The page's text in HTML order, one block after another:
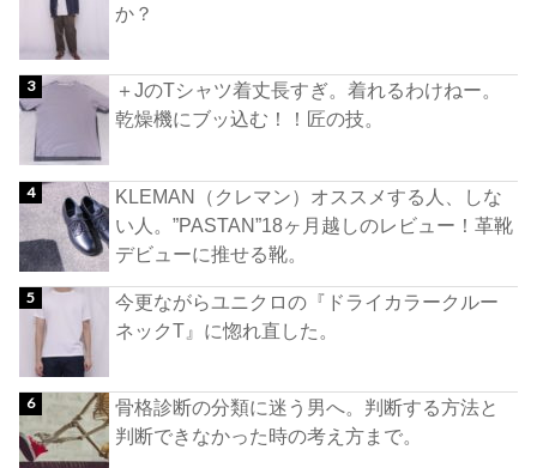
か？
＋JのTシャツ着丈長すぎ。着れるわけねー。
乾燥機にブッ込む！！匠の技。
KLEMAN（クレマン）オススメする人、しな
い人。”PASTAN”18ヶ月越しのレビュー！革靴
デビューに推せる靴。
今更ながらユニクロの『ドライカラークルー
ネックT』に惚れ直した。
骨格診断の分類に迷う男へ。判断する方法と
判断できなかった時の考え方まで。